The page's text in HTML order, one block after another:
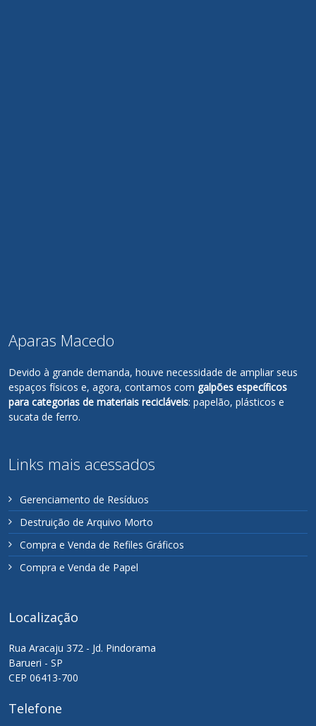
Aparas Macedo
Devido à grande demanda, houve necessidade de ampliar seus
espaços físicos e, agora, contamos com galpões específicos
para categorias de materiais recicláveis: papelão, plásticos e
sucata de ferro.
Links mais acessados
Gerenciamento de Resíduos
Destruição de Arquivo Morto
Compra e Venda de Refiles Gráficos
Compra e Venda de Papel
Localização
Rua Aracaju 372 - Jd. Pindorama
Barueri - SP
CEP 06413-700
Telefone